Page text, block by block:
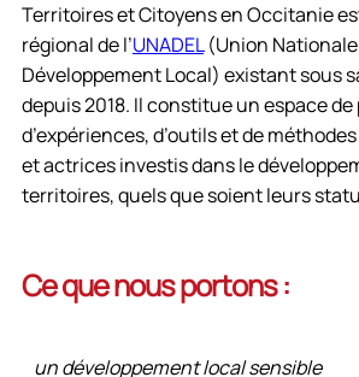
Territoires et Citoyens en Occitanie
régional de l’UNADEL(Union
Développement Local) existant sous
depuis 2018. Il constitue un espace
d’expériences, d’outils et de
et actrices investis dans le
territoires, quels que soient leurs
Ce que nous portons :
un développement local sensible